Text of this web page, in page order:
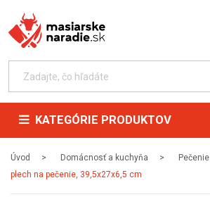
KATEGÓRIE PRODUKTOV
Úvod Domácnosť a kuchyňa Pečenie
plech na pečenie, 39,5x27x6,5 cm